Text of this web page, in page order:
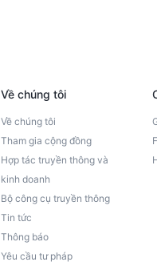
Về chúng tôi
Về chúng tôi
Tham gia cộng đồng
Hợp tác truyền thông và
kinh doanh
Bộ công cụ truyền thông
Tin tức
Thông báo
Yêu cầu tư pháp